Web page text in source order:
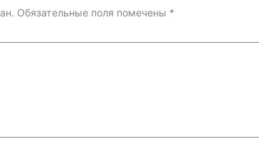
Обязательные поля помечены *